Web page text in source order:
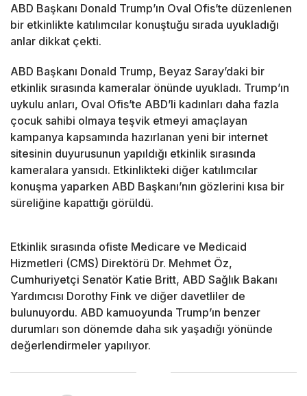
ABD Başkanı Donald Trump’ın Oval Ofis’te düzenlenen
bir etkinlikte katılımcılar konuştuğu sırada uyukladığı
anlar dikkat çekti.
ABD Başkanı Donald Trump, Beyaz Saray’daki bir
etkinlik sırasında kameralar önünde uyukladı. Trump’ın
uykulu anları, Oval Ofis’te ABD’li kadınları daha fazla
çocuk sahibi olmaya teşvik etmeyi amaçlayan
kampanya kapsamında hazırlanan yeni bir internet
sitesinin duyurusunun yapıldığı etkinlik sırasında
kameralara yansıdı. Etkinlikteki diğer katılımcılar
konuşma yaparken ABD Başkanı’nın gözlerini kısa bir
süreliğine kapattığı görüldü.
Etkinlik sırasında ofiste Medicare ve Medicaid
Hizmetleri (CMS) Direktörü Dr. Mehmet Öz,
Cumhuriyetçi Senatör Katie Britt, ABD Sağlık Bakanı
Yardımcısı Dorothy Fink ve diğer davetliler de
bulunuyordu. ABD kamuoyunda Trump’ın benzer
durumları son dönemde daha sık yaşadığı yönünde
değerlendirmeler yapılıyor.